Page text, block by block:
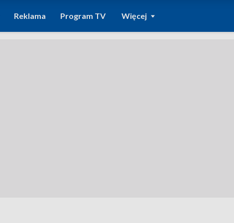
Reklama Program TV Więcej